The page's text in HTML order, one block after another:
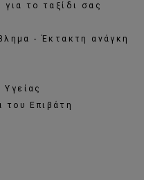
το ταξίδι σας
- Έκτακτη ανάγκη
του Επιβάτη